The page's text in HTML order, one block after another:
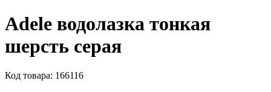
Adelе водолазка тонкая
шерсть серая
Код товара: 166116